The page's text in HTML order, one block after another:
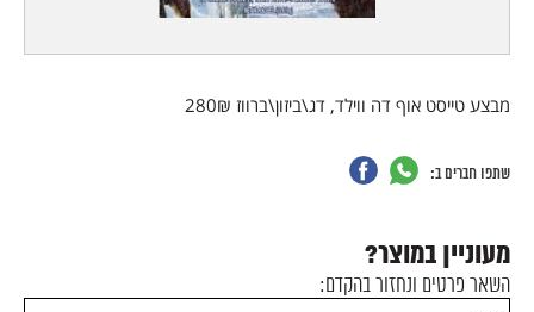
מבצע טייסט אוף דה ווילד, דג\ביזון\ברווז 280₪
שתפו חברים ב:
מעוניין במוצר?
השאר פרטים ונחזור בהקדם: